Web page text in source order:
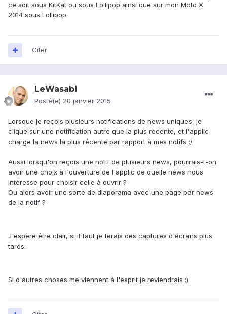
ce soit sous KitKat ou sous Lollipop ainsi que sur mon Moto X
2014 sous Lollipop.
Citer
LeWasabi
Posté(e) 20 janvier 2015
Lorsque je reçois plusieurs notifications de news uniques, je
clique sur une notification autre que la plus récente, et l'applic
charge la news la plus récente par rapport à mes notifs :/
Aussi lorsqu'on reçois une notif de plusieurs news, pourrais-t-on
avoir une choix à l'ouverture de l'applic de quelle news nous
intéresse pour choisir celle à ouvrir ?
Ou alors avoir une sorte de diaporama avec une page par news
de la notif ?
J'espère être clair, si il faut je ferais des captures d'écrans plus
tards.
Si d'autres choses me viennent à l'esprit je reviendrais :)